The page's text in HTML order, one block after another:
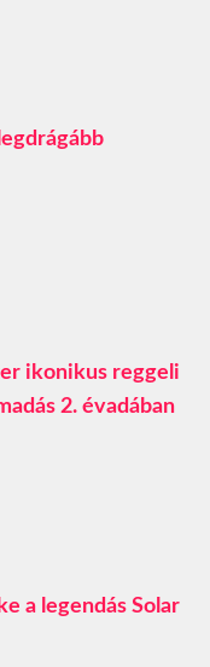
ikonikus reggeli
2. évadában
a legendás Solar